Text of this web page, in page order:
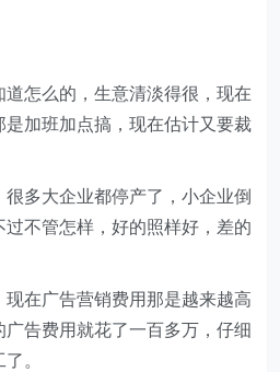
怎么的，生意清淡得很，现在
加班加点搞，现在估计又要裁
多大企业都停产了，小企业倒
不管怎样，好的照样好，差的
在广告营销费用那是越来越高
告费用就花了一百多万，仔细
。